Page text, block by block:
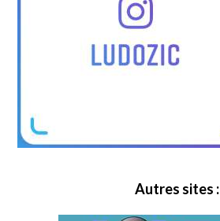
Autres sites :